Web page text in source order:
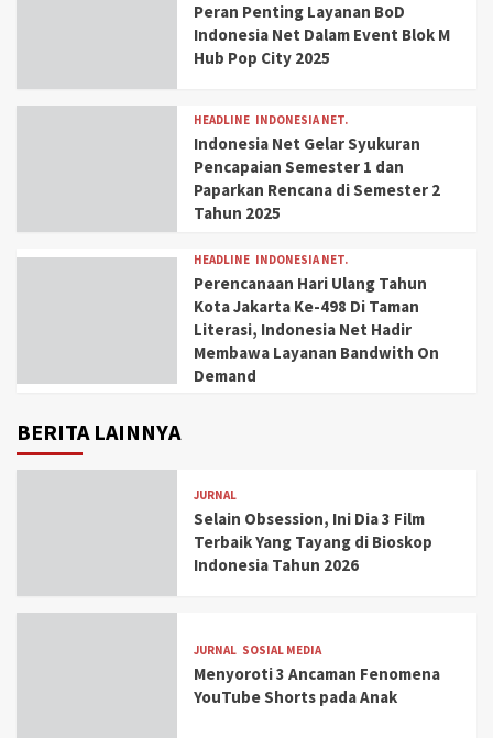
Peran Penting Layanan BoD
Indonesia Net Dalam Event Blok M
Hub Pop City 2025
HEADLINE INDONESIA NET.
Indonesia Net Gelar Syukuran
Pencapaian Semester 1 dan
Paparkan Rencana di Semester 2
Tahun 2025
HEADLINE INDONESIA NET.
Perencanaan Hari Ulang Tahun
Kota Jakarta Ke-498 Di Taman
Literasi, Indonesia Net Hadir
Membawa Layanan Bandwith On
Demand
BERITA LAINNYA
JURNAL
Selain Obsession, Ini Dia 3 Film
Terbaik Yang Tayang di Bioskop
Indonesia Tahun 2026
JURNAL SOSIAL MEDIA
Menyoroti 3 Ancaman Fenomena
YouTube Shorts pada Anak